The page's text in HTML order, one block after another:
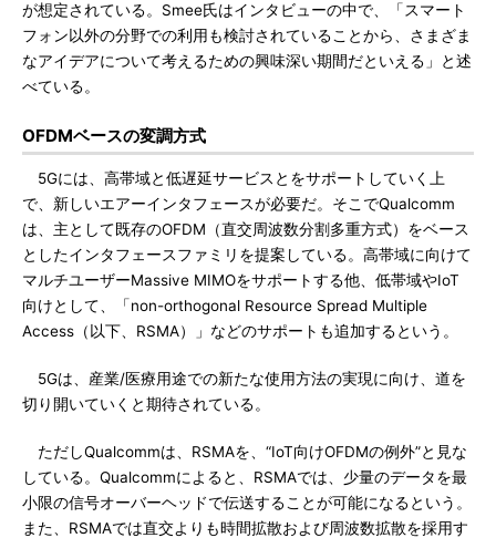
が想定されている。Smee氏はインタビューの中で、「スマート
フォン以外の分野での利用も検討されていることから、さまざま
なアイデアについて考えるための興味深い期間だといえる」と述
べている。
OFDMベースの変調方式
5Gには、高帯域と低遅延サービスとをサポートしていく上
で、新しいエアーインタフェースが必要だ。そこでQualcomm
は、主として既存のOFDM（直交周波数分割多重方式）をベース
としたインタフェースファミリを提案している。高帯域に向けて
マルチユーザーMassive MIMOをサポートする他、低帯域やIoT
向けとして、「non-orthogonal Resource Spread Multiple
Access（以下、RSMA）」などのサポートも追加するという。
5Gは、産業/医療用途での新たな使用方法の実現に向け、道を
切り開いていくと期待されている。
ただしQualcommは、RSMAを、“IoT向けOFDMの例外”と見な
している。Qualcommによると、RSMAでは、少量のデータを最
小限の信号オーバーヘッドで伝送することが可能になるという。
また、RSMAでは直交よりも時間拡散および周波数拡散を採用す